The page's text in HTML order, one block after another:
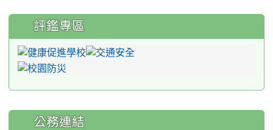
評鑑專區
公務連結